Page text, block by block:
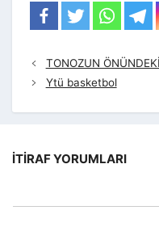
TONOZUN
Ytü basketbol
İTIRAF YORUMLARI